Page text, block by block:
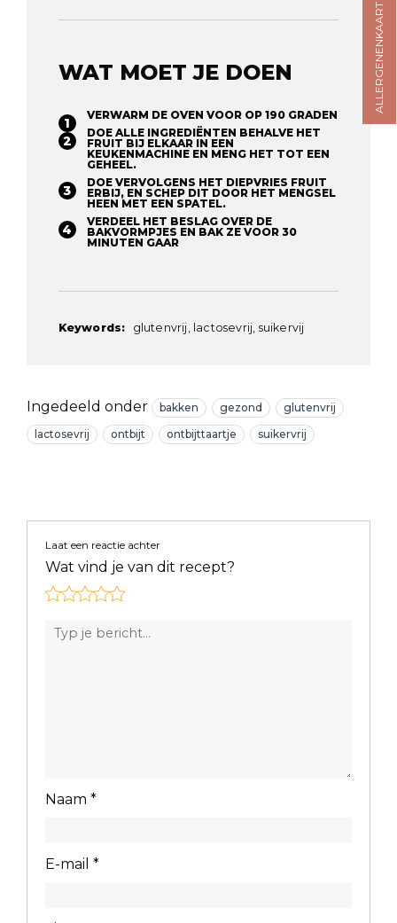
ALLERGENENKAART
WAT MOET JE DOEN
VERWARM DE OVEN VOOR OP 190 GRADEN⁠
DOE ALLE INGREDIËNTEN BEHALVE HET
FRUIT BIJ ELKAAR IN EEN
KEUKENMACHINE EN MENG HET TOT EEN
GEHEEL. ⁠
DOE VERVOLGENS HET DIEPVRIES FRUIT
ERBIJ, EN SCHEP DIT DOOR HET MENGSEL
HEEN MET EEN SPATEL. ⁠
VERDEEL HET BESLAG OVER DE
BAKVORMPJES EN BAK ZE VOOR 30
MINUTEN GAAR⁠
Keywords: glutenvrij, lactosevrij, suikervij
Ingedeeld onder bakken gezond
glutenvrij
lactosevrij
ontbijt ontbijttaartje suikervrij
Laat een reactie achter
Wat vind je van dit recept?
Naam *
E-mail *